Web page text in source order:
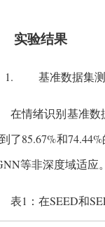
实验结果
基准数据集
在情绪识别基准
了85.67%和
等非深度域适应。
表1：在SEED和